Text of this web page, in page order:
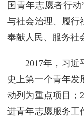
国青年志愿者行
与社会治理、履行
奉献人民、服务社
2017年，习
史上第一个青年
动列为重点项目；
进青年志愿服务工